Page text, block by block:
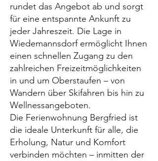
rundet das Angebot ab und sorgt
für eine entspannte Ankunft zu
jeder Jahreszeit. Die Lage in
Wiedemannsdorf ermöglicht Ihnen
einen schnellen Zugang zu den
zahlreichen Freizeitmöglichkeiten
in und um Oberstaufen – von
Wandern über Skifahren bis hin zu
Wellnessangeboten.
Die Ferienwohnung Bergfried ist
die ideale Unterkunft für alle, die
Erholung, Natur und Komfort
verbinden möchten – inmitten der